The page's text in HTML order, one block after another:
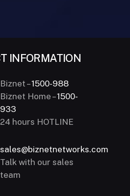
INFORMATION
Biznet –1500-988
Biznet Home –1500-
933
24 hours HOTLINE
sales@biznetnetworks.com
Talk with our sales
team